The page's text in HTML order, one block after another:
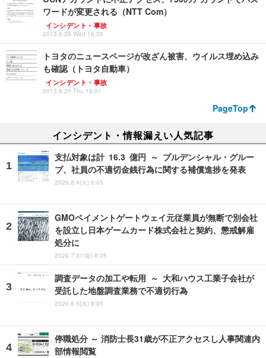
ワードが変更される（NTT Com）
インシデント・事故
2013.6.26 Wed 18:35
トヨタのニュースページが改ざん被害、ウイルス埋め込み
も確認（トヨタ自動車）
インシデント・事故
2013.6.20 Thu 16:01
PageTop
インシデント・情報漏えい人気記事
支払対象は計 16.3 億円 ～ プルデンシャル・グルー
プ、社員の不適切金銭行為に関する補償進捗を発表
2026.8.4(火) 8:05
GMOペイメントゲートウェイ元従業員が無断で別会社
を設立し日本ゲームカード株式会社と契約、懲戒解雇
処分に
2026.7.31(金) 8:05
調査データの加工や転用 ～ 大和ハウス工業子会社が
受託した地盤調査業務で不適切行為
2026.8.5(水) 8:05
停職処分 ～ 消防士長31歳が不正アクセスし人事関連内
部情報閲覧